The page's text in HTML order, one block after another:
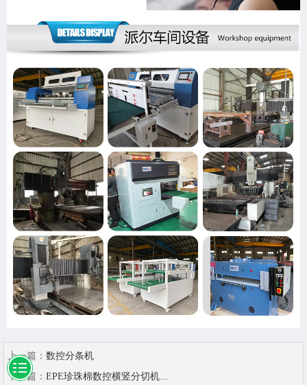
上一篇： 数控分条机
下一篇： EPE珍珠棉数控横竖分切机...